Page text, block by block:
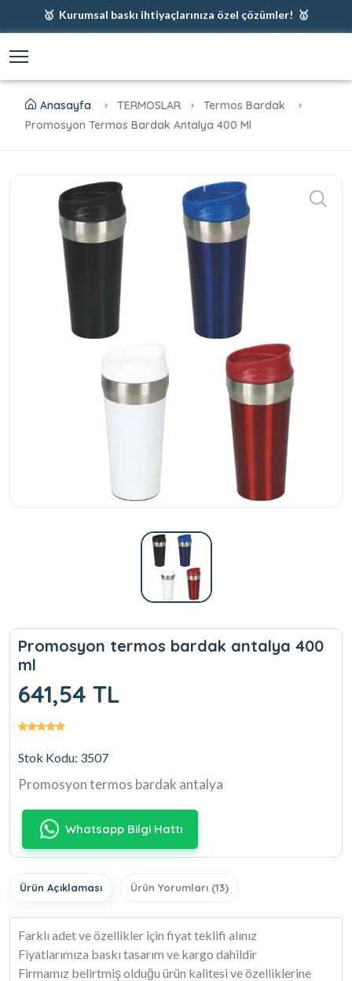
🥇 Kurumsal baskı ihtiyaçlarınıza özel çözümler! 🥇
🥇 Fiyatlarımıza baskı ve kargo dahildir! 🥇
Anasayfa TERMOSLAR
Termos Bardak
Promosyon Termos Bardak Antalya 400 Ml
Promosyon termos bardak antalya 400
ml
641,54 TL
Stok Kodu: 3507
Promosyon termos bardak antalya
Whatsapp Bilgi Hattı
Ürün Açıklaması Ürün Yorumları (13)
Farklı adet ve özellikler için fiyat teklifi alınız
Fiyatlarımıza baskı tasarım ve kargo dahildir
Firmamız belirtmiş olduğu ürün kalitesi ve özelliklerine